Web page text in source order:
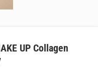
UP Collagen